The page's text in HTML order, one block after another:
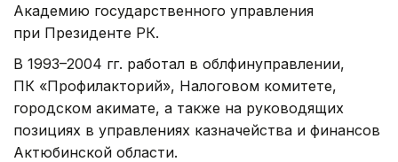
Академию государственного управления
при Президенте РК.
В 1993–2004 гг. работал в облфинуправлении,
ПК «Профилакторий», Налоговом комитете,
городском акимате, а также на руководящих
позициях в управлениях казначейства и финансов
Актюбинской области.